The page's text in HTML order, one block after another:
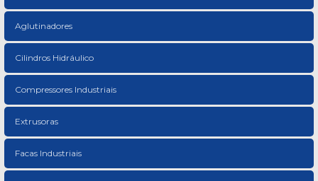
Aglutinadores
Cilindros Hidráulico
Compressores Industriais
Extrusoras
Facas Industriais